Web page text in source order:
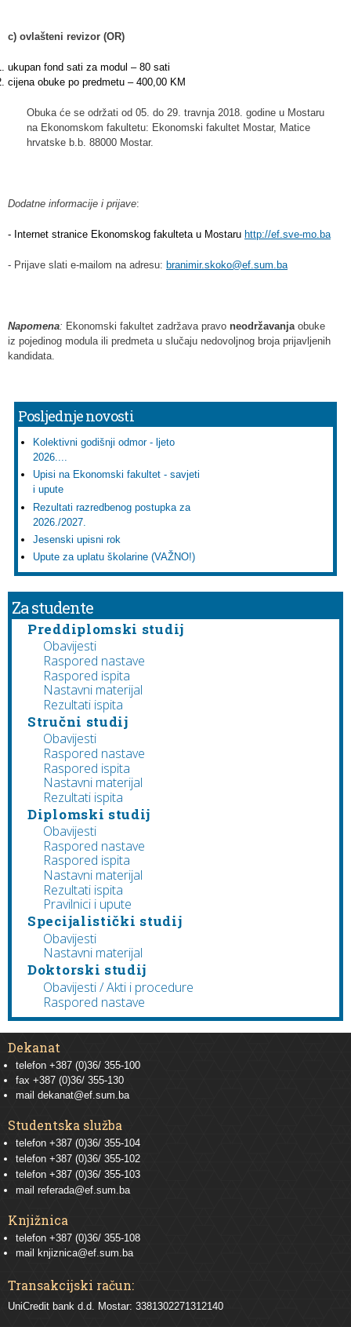
c) ovlašteni revizor (OR)
ukupan fond sati za modul – 80 sati
cijena obuke po predmetu – 400,00 KM
Obuka će se održati od 05. do 29. travnja 2018. godine u Mostaru
na Ekonomskom fakultetu: Ekonomski fakultet Mostar, Matice
hrvatske b.b. 88000 Mostar.
Dodatne informacije i prijave:
- Internet stranice Ekonomskog fakulteta u Mostaru http://ef.sve-mo.ba
- Prijave slati e-mailom na adresu: branimir.skoko@ef.sum.ba
Napomena: Ekonomski fakultet zadržava pravo neodržavanjaobuke
iz pojedinog modula ili predmeta u slučaju nedovoljnog broja prijavljenih
kandidata.
Posljednje novosti
Kolektivni godišnji odmor - ljeto
2026....
Upisi na Ekonomski fakultet - savjeti
i upute
Rezultati razredbenog postupka za
2026./2027.
Jesenski upisni rok
Upute za uplatu školarine (VAŽNO!)
Za studente
Preddiplomski studij
Obavijesti
Raspored nastave
Raspored ispita
Nastavni materijal
Rezultati ispita
Stručni studij
Obavijesti
Raspored nastave
Raspored ispita
Nastavni materijal
Rezultati ispita
Diplomski studij
Obavijesti
Raspored nastave
Raspored ispita
Nastavni materijal
Rezultati ispita
Pravilnici i upute
Specijalistički studij
Obavijesti
Nastavni materijal
Doktorski studij
Obavijesti / Akti i procedure
Raspored nastave
Dekanat
telefon +387 (0)36/ 355-100
fax +387 (0)36/ 355-130
mail dekanat@ef.sum.ba
Studentska služba
telefon +387 (0)36/ 355-104
telefon +387 (0)36/ 355-102
telefon +387 (0)36/ 355-103
mail referada@ef.sum.ba
Knjižnica
telefon +387 (0)36/ 355-108
mail knjiznica@ef.sum.ba
Transakcijski račun:
UniCredit bank d.d. Mostar: 3381302271312140